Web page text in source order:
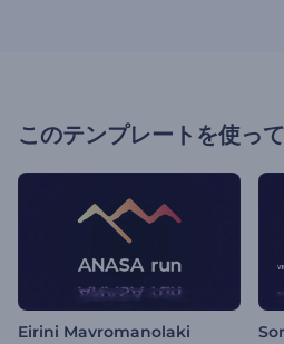
このテンプレートを使っ
Eirini Mavromanolaki